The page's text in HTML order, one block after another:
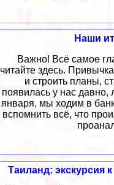
Наши
Важно! Всё самое
читайте здесь.
и строить планы,
появилась у нас давно,
января, мы ходим в
вспомнить всё, что
Таиланд: экскурсия